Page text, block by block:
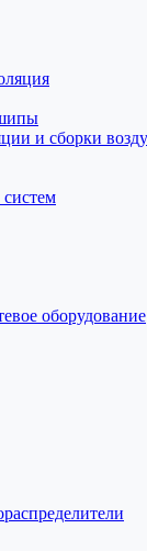
и сборки
оборудование